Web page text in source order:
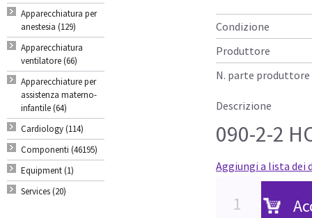
Apparecchiatura per
anestesia (129)
Apparecchiatura
ventilatore (66)
Apparecchiature per
assistenza materno-
infantile (64)
Cardiology (114)
Componenti (46195)
Equipment (1)
Services (20)
Condizione
Produttore
N. parte produttore
Descrizione
090-2-2
Aggiungi a lista dei